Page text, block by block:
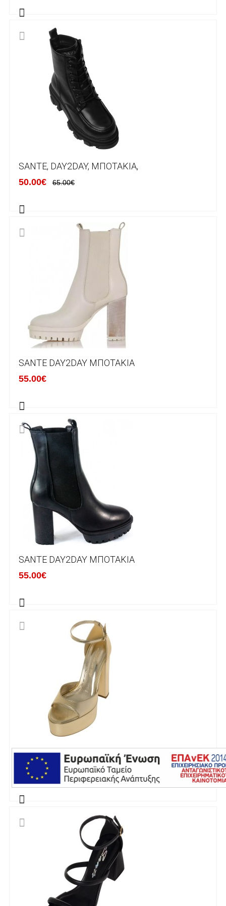
του ηλεκτρονικού καταστήματος lablanca.gr
αποστέλλονται με την ACS Courier.
Εκτός Ελλάδος δεν αποστέλουμε .
Χρόνος Διεκπεραίωσης Παραγγελιών:
Ο χρόνος παράδοσης εκτιμάται σε 1-5
εργάσιμες ημέρες από την ημερομηνία
αναχώρησης της παραγγελίας του πελάτη.
ΠΟΛΙΤΙΚΗ ΕΠΙΣΤΡΟΦΩΝ
ημερολογιακών ημερών και να ζητήσετε την
αντικατάστασή του με άλλο μέγεθος ή άλλο
Βασική προυπόθεση για την επιστροφή του
προιόντος είναι να βρίσκεται στην αρχική του
κατάσταση, στην αρχική του συσκευασία και
να μην έχει επέλθει καμία φθορά σε αυτό.
Προϊόντα που στέλνονται χωρίς εξωτερική
συσκευασία που να προστατεύει το επίσημο
κουτί του προϊόντος αλλά και το ίδιο το
προϊόν, δεν θα γίνονται δεκτά από την εταιρία
Επίσης, πρέπει να υπάρχει και η απόδειξη
λιανικής πώλησης ή το τιμολόγιο αγοράς.
Σε περίπτωση που επιλέξετε να σας
αποσταλεί νέο προϊόν προς αντικατάσταση
μπορείτε να επικοινωνήσετε μαζί μας για την
πραγματοποίηση νέας παραγγελίας.
Επιστρέφετε το προϊόν με τηv ACS Courier με
δικά μας έξοδα και μόλις παραλάβουμε το
δέμα σας, αποστέλλεται η αλλαγή σας με
επιπλέον κόστος 4€ . Σε περίπτωπη που
θέλετε να προβείτε σε 2η αλλαγή υπάρχει η
Η επιστροφή χρημάτων ακολουθείται στις
παρακάτω περιπτώσεις:
Το προϊόν θα πρέπει να βρίσκεται στην αρχική
του συσκευασία και κατάσταση που είχε κατά
την παραλαβή από τον πελάτη. (όπως είχε
κατά το χρόνο της παράδοσης στον πελάτη)
και να μην έχει υποστεί φθορές ή άλλα
ελαττώματα.
συσκευασία που να προστατεύει το επίσημο
κουτί του προϊόντος αλλά και το ίδιο το
προϊόν, δεν θα γίνονται δεκτά από την εταιρία
Το προϊόν θα πρέπει να συνοδεύεται από τα
αντίστοιχα παραστατικά που ο πελάτης έλαβε
κατά την παραλαβή του (απόδειξη, τιμολόγιο).
Η επιστροφή θα πραγματοποιείται εντός 14
ημερών με κατάθεση στον τραπεζικό
λογαριασμό που θα υποδεικνύει ο πελάτης.
(Συνεργαζόμενες τράπεζες : Alpha bank )
SANTE, DAY2DAY, ΜΠΟΤΆΚΙΑ,
50.00€ 65.00€
SANTE DAY2DAY ΜΠΟΤΆΚΙΑ
55.00€
SANTE DAY2DAY ΜΠΟΤΆΚΙΑ
55.00€
SANTE ΠΈΔΙΛΟ
55.00€